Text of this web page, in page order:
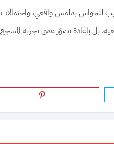
ملاعب تستجيب للحواس بملمس
بل بإعادة تصوّر عمق تجربة